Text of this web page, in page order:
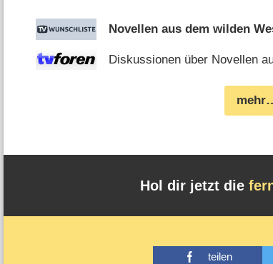
Novellen aus dem wilden
Diskussionen über Novellen
Hol dir jetzt die
teilen